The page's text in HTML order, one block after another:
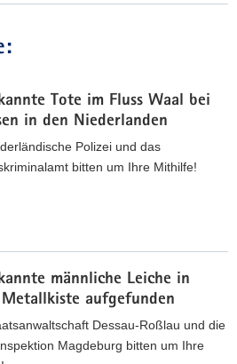
Tote im Fluss Waal bei
in den Niederlanden
Polizei und das
bitten um Ihre Mithilfe!
männ­li­che Lei­che in
aufgefunden
Dessau-Roßlau und die
Magdeburg bitten um Ihre